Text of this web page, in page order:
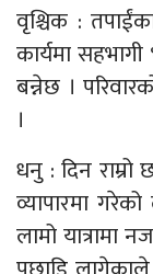
वृश्चिक :
कार्यमा
बन्नेछ ।
।
धनु : दिन
व्यापारमा
लामो यात्रामा